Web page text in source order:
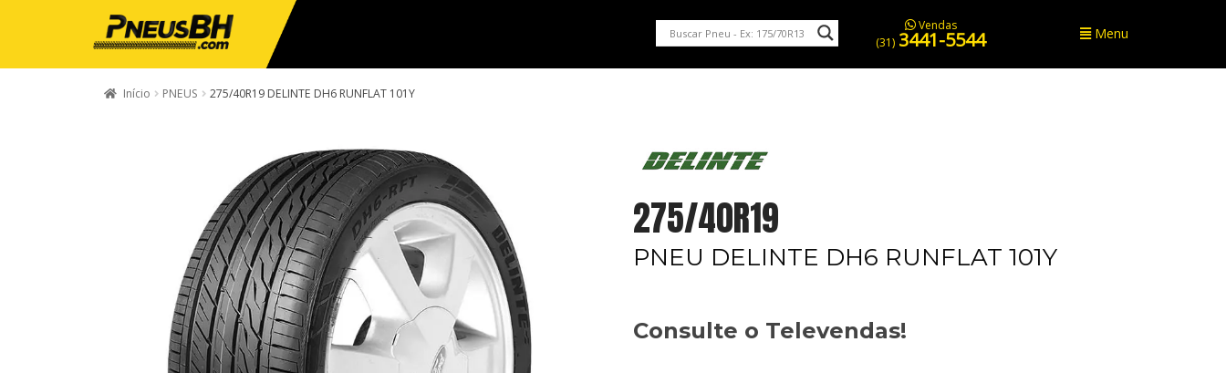
Vendas
(31) 3441-5544 Menu
Início PNEUS 275/40R19 DELINTE DH6 RUNFLAT 101Y
275/40R19
PNEU DELINTE DH6 RUNFLAT 101Y
Consulte o Televendas!